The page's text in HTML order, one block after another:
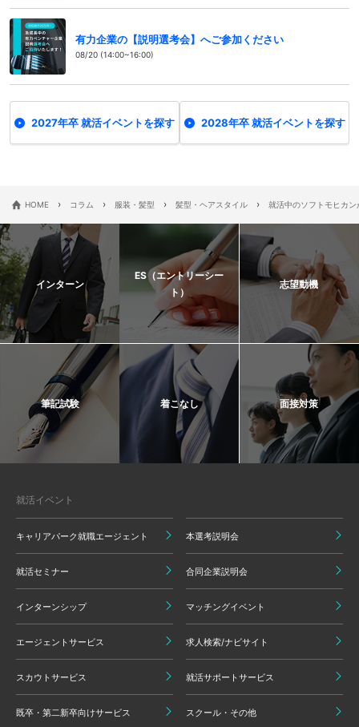
有力企業の【説明選考会】へご参加ください
08/20 (14:00~16:00)
2027年卒 就活イベントを探す 2028年卒 就活イベントを探す
HOME › コラム › 服装・髪型 › 髪型・ヘアスタイル › 就活中のソフトモヒカ
インターン
ES（エントリーシー
ト）
志望動機
筆記試験 着こなし 面接対策
就活イベント
キャリアパーク就職エージェント 本選考説明会
就活セミナー 合同企業説明会
インターンシップ マッチングイベント
エージェントサービス 求人検索/ナビサイト
スカウトサービス 就活サポートサービス
既卒・第二新卒向けサービス スクール・その他